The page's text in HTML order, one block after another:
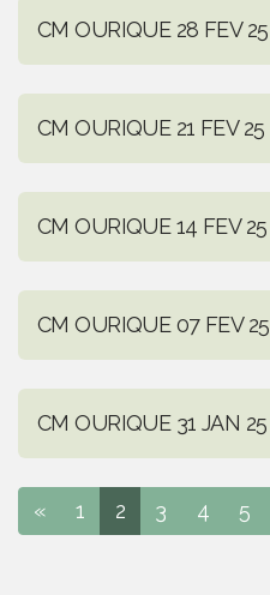
CM OURIQUE 28 FEV 25
CM OURIQUE 21 FEV 25
CM OURIQUE 14 FEV 25
CM OURIQUE 07 FEV 25
CM OURIQUE 31 JAN 25
« 1 2 3 4 5